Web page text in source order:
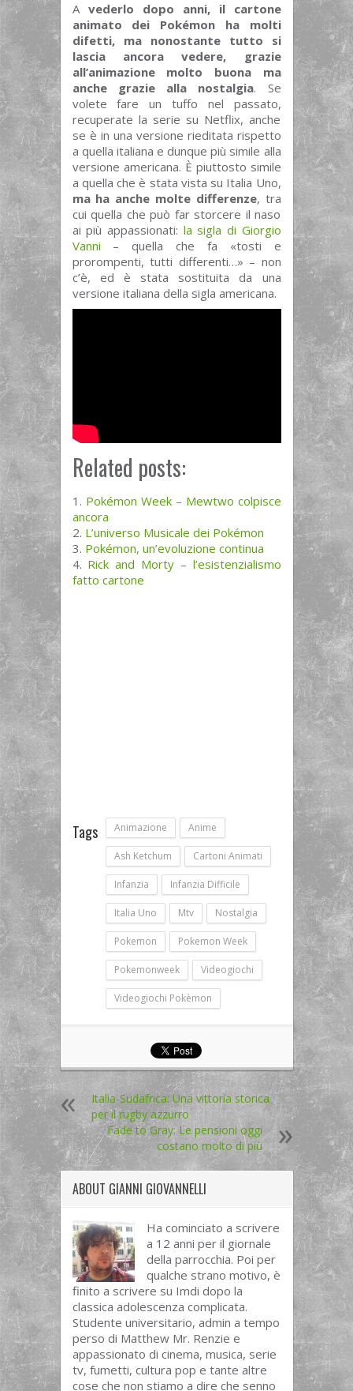
Avederlo dopo anni, il cartone
animato dei Pokémon ha molti
difetti, ma nonostante tutto si
lascia ancora vedere, grazie
all’animazione molto buona ma
anche grazie alla nostalgia. Se
volete fare un tuffo nel passato,
recuperate la serie su Netflix, anche
se è in una versione rieditata rispetto
a quella italiana e dunque più simile alla
versione americana. È piuttosto simile
a quella che è stata vista su Italia Uno,
ma ha anche molte differenze, tra
cui quella che può far storcere il naso
ai più appassionati: la sigla di Giorgio
Vanni – quella che fa «tosti e
prorompenti, tutti differenti…» – non
c’è, ed è stata sostituita da una
versione italiana della sigla americana.
Related posts:
Pokémon Week – Mewtwo colpisce
ancora
L’universo Musicale dei Pokémon
Pokémon, un’evoluzione continua
Rick and Morty – l’esistenzialismo
fatto cartone
Tags Animazione Anime
Ash Ketchum Cartoni Animati
Infanzia Infanzia Difficile
Italia Uno Mtv Nostalgia
Pokemon Pokemon Week
Pokemonweek Videogiochi
Videogiochi Pokèmon
Italia-Sudafrica: Una vittoria storica
per il rugby azzurro
Fade to Gray: Le pensioni oggi
costano molto di più
ABOUT GIANNI GIOVANNELLI
Ha cominciato a scrivere
a 12 anni per il giornale
della parrocchia. Poi per
qualche strano motivo, è
finito a scrivere su Imdi dopo la
classica adolescenza complicata.
Studente universitario, admin a tempo
perso di Matthew Mr. Renzie e
appassionato di cinema, musica, serie
tv, fumetti, cultura pop e tante altre
cose che non stiamo a dire che senno